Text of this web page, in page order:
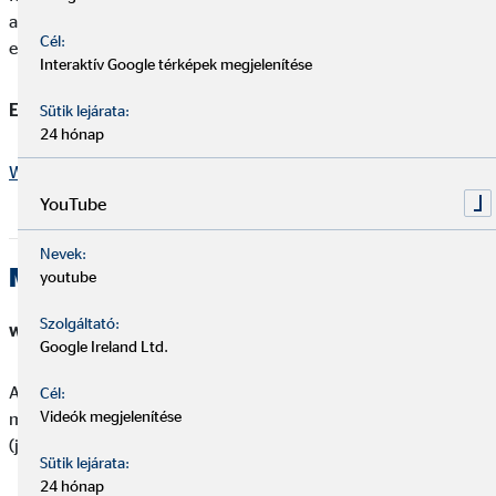
az “értesítő” almenüt kiválasztva a dátum megadásával érhető
el a díjkimutatás.
Elérési út:"K&H e-posta" > értesítő
Webes felület belépés
MAGNET BANK
webes felületen elérhető, mobil applikációban nem
A webes felületre belépve a bal oldali menüben Személyes,
majd a Levelezés menüpontban található a Díjkimutatás
(januári érkezési dátummal).
Cél:
Interaktív Google térképek megjelenítése
Sütik lejárata:
24 hónap
YouTube
Nevek:
youtube
Szolgáltató:
Google Ireland Ltd.
Cél:
Videók megjelenítése
Sütik lejárata:
24 hónap